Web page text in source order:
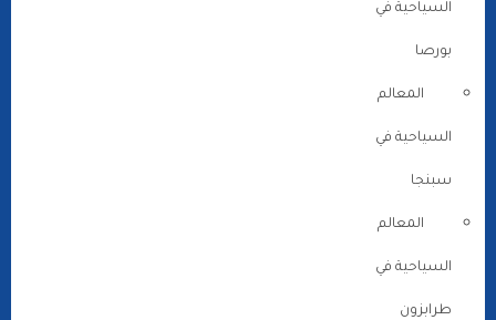
السياحية في
بورصا
المعالم
السياحية في
سبنجا
المعالم
السياحية في
طرابزون